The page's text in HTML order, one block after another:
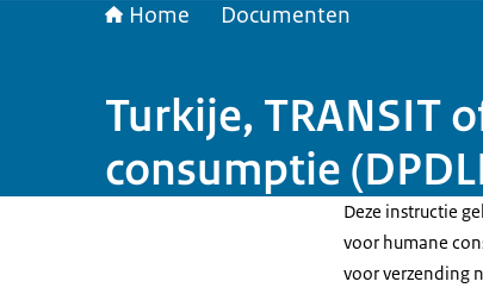
Home Documenten
Turkije, TRANSIT
consumptie
Deze instructie
voor humane
voor verzending